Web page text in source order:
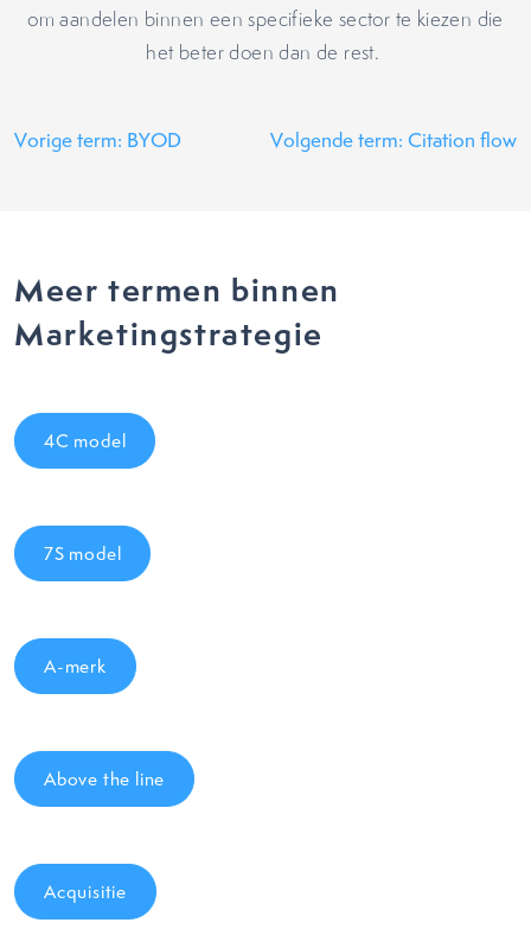
om aandelen binnen een specifieke sector te kiezen die
het beter doen dan de rest.
Vorige term: BYOD Volgende term: Citation flow
Meer termen binnen
Marketingstrategie
4C model
7S model
A-merk
Above the line
Acquisitie